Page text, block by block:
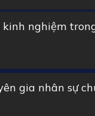
kinh nghiệm
gia nhân sự